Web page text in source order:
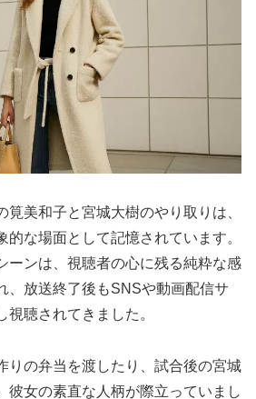
筧美和子と宮城大樹のやり取りは、
的な場面として記憶されています。
ーンは、視聴者の心に残る純粋な感
、放送終了後もSNSや動画配信サ
聴されてきました。
りの弁当を渡したり、試合後の宮城
彼女の素直な人柄が際立っていまし